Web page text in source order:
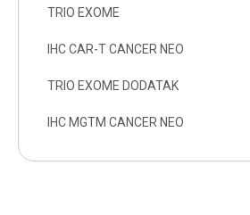
TRIO EXOME
IHC CAR-T CANCER NEO
TRIO EXOME DODATAK
IHC MGTM CANCER NEO